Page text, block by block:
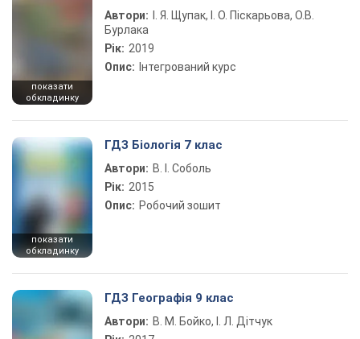
показати
обкладинку
Автори:
І. Я. Щупак, І. О. Піскарьова, О.В.
Бурлака
Рік: 2019
Опис: Інтегрований курс
показати
обкладинку
ГДЗ Біологія 7 клас
Автори: В. І. Соболь
Рік: 2015
Опис: Робочий зошит
ГДЗ Географія 9 клас
Автори: В. М. Бойко, І. Л. Дітчук